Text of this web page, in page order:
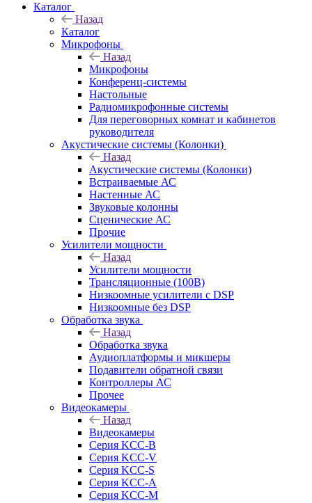
Каталог
Назад
Каталог
Микрофоны
Назад
Микрофоны
Конференц-системы
Настольные
Радиомикрофонные системы
Для переговорных комнат и кабинетов
руководителя
Акустические системы (Колонки)
Назад
Акустические системы (Колонки)
Встраиваемые АС
Настенные АС
Звуковые колонны
Сценические АС
Прочие
Усилители мощности
Назад
Усилители мощности
Трансляционные (100В)
Низкоомные усилители с DSP
Низкоомные без DSP
Обработка звука
Назад
Обработка звука
Аудиоплатформы и микшеры
Подавители обратной связи
Контроллеры АС
Прочее
Видеокамеры
Назад
Видеокамеры
Серия KCC-B
Серия KCC-V
Серия KCC-S
Серия KCC-A
Серия KCC-M